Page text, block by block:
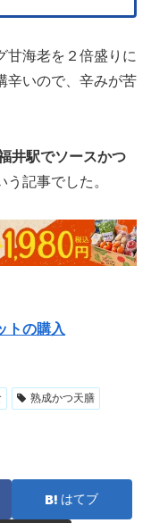
甘海老を２倍盛りに
辛いので、辛みが苦
井駅でソースかつ
う記事でした。
トの購入
熟成かつ天膳
はてブ